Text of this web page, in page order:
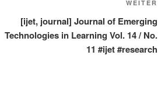
WEITER
[ijet, journal] Journal of Emerging
Technologies in Learning Vol. 14 / No.
11 #ijet #research